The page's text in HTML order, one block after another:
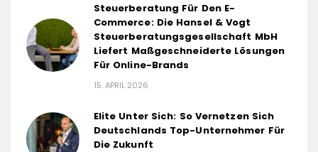
Steuerberatung Für Den E-
Commerce: Die Hansel & Vogt
Steuerberatungsgesellschaft MbH
Liefert Maßgeschneiderte Lösungen
Für Online-Brands
15. APRIL 2026
Elite Unter Sich: So Vernetzen Sich
Deutschlands Top-Unternehmer Für
Die Zukunft